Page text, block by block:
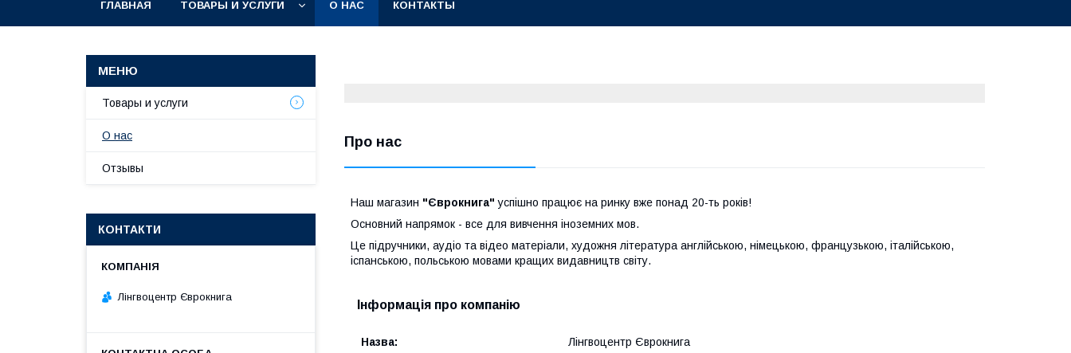
ГЛАВНАЯ ТОВАРЫ И УСЛУГИ О НАС КОНТАКТЫ
Про нас
Наш магазин "Єврокнига" успішно працює на ринку вже понад 20-ть років!
Основний напрямок - все для вивчення іноземних мов.
Це підручники, аудіо та відео матеріали, художня література англійською, німецькою, французькою, італійською,
іспанською, польською мовами кращих видавництв світу.
Інформація про компанію
Назва:
Лінгвоцентр Єврокнига
Товары и услуги
О нас
Отзывы
КОНТАКТИ
Лінгвоцентр Єврокнига